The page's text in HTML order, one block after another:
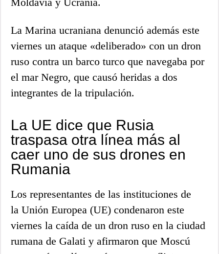
La Marina ucraniana denunció además este
viernes un ataque «deliberado» con un dron
ruso contra un barco turco que navegaba por
el mar Negro, que causó heridas a dos
integrantes de la tripulación.
La UE dice que Rusia
traspasa otra línea más al
caer uno de sus drones en
Rumania
Los representantes de las instituciones de
la Unión Europea (UE) condenaron este
viernes la caída de un dron ruso en la ciudad
rumana de Galati y afirmaron que Moscú